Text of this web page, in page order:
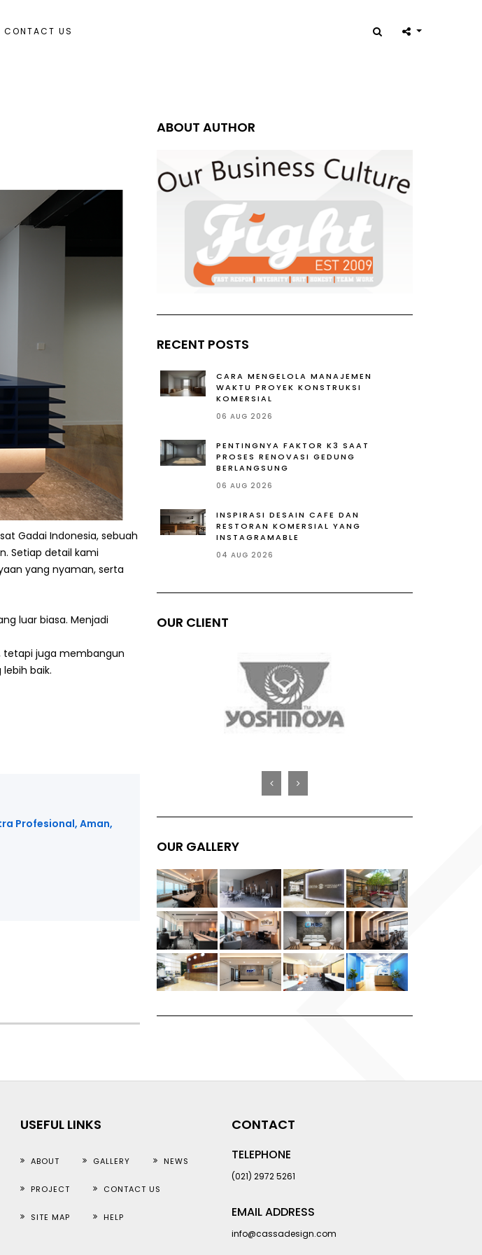
CONTACT US
Gadai Indonesia, sebuah
Setiap detail kami
yang nyaman, serta
luar biasa. Menjadi
tetapi juga membangun
baik.
Profesional, Aman,
ABOUT AUTHOR
RECENT POSTS
CARA MENGELOLA MANAJEMEN
WAKTU PROYEK KONSTRUKSI
KOMERSIAL
06 AUG 2026
PENTINGNYA FAKTOR K3 SAAT
PROSES RENOVASI GEDUNG
BERLANGSUNG
06 AUG 2026
INSPIRASI DESAIN CAFE DAN
RESTORAN KOMERSIAL YANG
INSTAGRAMABLE
04 AUG 2026
OUR CLIENT
OUR GALLERY
USEFUL LINKS
ABOUT GALLERY NEWS
PROJECT CONTACT US
SITE MAP HELP
CONTACT
TELEPHONE
(021) 2972 5261
EMAIL ADDRESS
info@cassadesign.com